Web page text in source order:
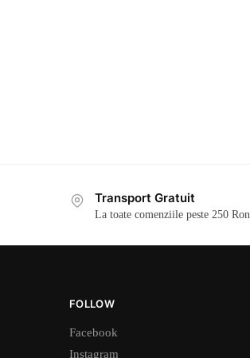
Transport Gratuit
La toate comenziile peste 250 Ron
FOLLOW
Facebook
Instagram